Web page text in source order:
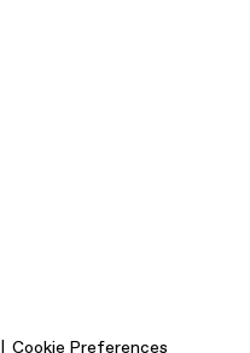
Cookie Preferences